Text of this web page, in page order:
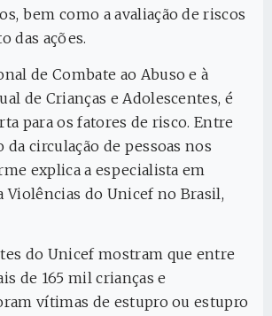
bem como a avaliação de riscos
das ações.
de Combate ao Abuso e à
de Crianças e Adolescentes, é
para os fatores de risco. Entre
da circulação de pessoas nos
explica a especialista em
Violências do Unicef no Brasil,
do Unicef mostram que entre
de 165 mil crianças e
vítimas de estupro ou estupro